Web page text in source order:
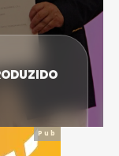
SÃO AS
DAIRE
Pub